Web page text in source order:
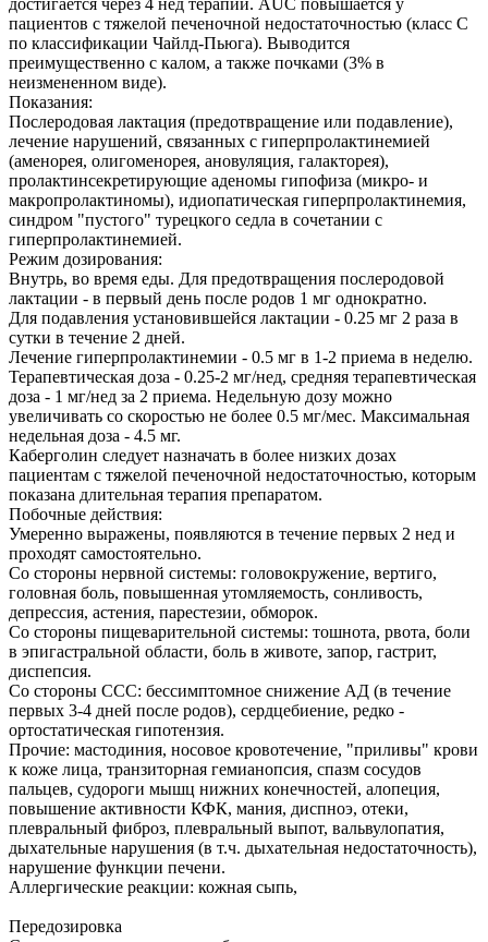
достигается через 4 нед терапии. AUC повышается у
пациентов с тяжелой печеночной недостаточностью (класс С
по классификации Чайлд-Пьюга). Выводится
преимущественно с калом, а также почками (3% в
неизмененном виде).
Показания:
Послеродовая лактация (предотвращение или подавление),
лечение нарушений, связанных с гиперпролактинемией
(аменорея, олигоменорея, ановуляция, галакторея),
пролактинсекретирующие аденомы гипофиза (микро- и
макропролактиномы), идиопатическая гиперпролактинемия,
синдром "пустого" турецкого седла в сочетании с
гиперпролактинемией.
Режим дозирования:
Внутрь, во время еды. Для предотвращения послеродовой
лактации - в первый день после родов 1 мг однократно.
Для подавления установившейся лактации - 0.25 мг 2 раза в
сутки в течение 2 дней.
Лечение гиперпролактинемии - 0.5 мг в 1-2 приема в неделю.
Терапевтическая доза - 0.25-2 мг/нед, средняя терапевтическая
доза - 1 мг/нед за 2 приема. Недельную дозу можно
увеличивать со скоростью не более 0.5 мг/мес. Максимальная
недельная доза - 4.5 мг.
Каберголин следует назначать в более низких дозах
пациентам с тяжелой печеночной недостаточностью, которым
показана длительная терапия препаратом.
Побочные действия:
Умеренно выражены, появляются в течение первых 2 нед и
проходят самостоятельно.
Со стороны нервной системы: головокружение, вертиго,
головная боль, повышенная утомляемость, сонливость,
депрессия, астения, парестезии, обморок.
Со стороны пищеварительной системы: тошнота, рвота, боли
в эпигастральной области, боль в животе, запор, гастрит,
диспепсия.
Со стороны ССС: бессимптомное снижение АД (в течение
первых 3-4 дней после родов), сердцебиение, редко -
ортостатическая гипотензия.
Прочие: мастодиния, носовое кровотечение, "приливы" крови
к коже лица, транзиторная гемианопсия, спазм сосудов
пальцев, судороги мышц нижних конечностей, алопеция,
повышение активности КФК, мания, диспноэ, отеки,
плевральный фиброз, плевральный выпот, вальвулопатия,
дыхательные нарушения (в т.ч. дыхательная недостаточность),
нарушение функции печени.
Аллергические реакции: кожная сыпь,
Передозировка